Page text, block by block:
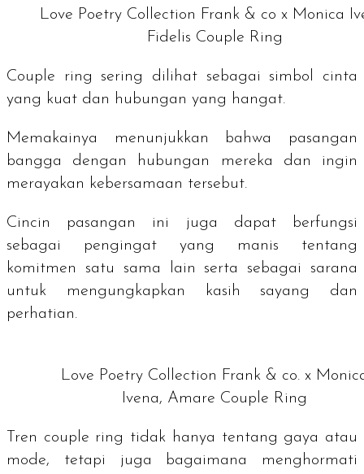
Love Poetry Collection Frank & co x Monica
Fidelis Couple Ring
Couple ring sering dilihat sebagai simbol cinta
yang kuat dan hubungan yang hangat.
Memakainya menunjukkan bahwa pasangan
bangga dengan hubungan mereka dan ingin
merayakan kebersamaan tersebut.
Cincin pasangan ini juga dapat berfungsi
sebagai pengingat yang manis tentang
komitmen satu sama lain serta sebagai sarana
untuk mengungkapkan kasih sayang dan
perhatian.
Love Poetry Collection Frank & co. x
Ivena, Amare Couple Ring
Tren couple ring tidak hanya tentang gaya atau
mode, tetapi juga bagaimana menghormati